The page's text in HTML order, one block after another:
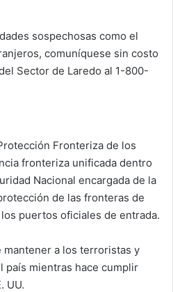
sospechosas como el
comuníquese sin costo
Sector de Laredo al 1-800-
Fronteriza de los
fronteriza unificada dentro
Nacional encargada de la
de las fronteras de
puertos oficiales de entrada.
mantener a los terroristas y
país mientras hace cumplir
UU.